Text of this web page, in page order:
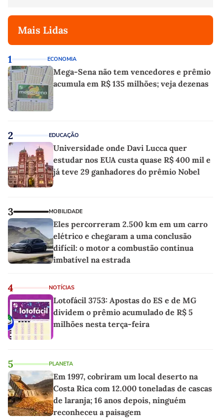
Mais Lidas
1 ECONOMIA
Mega-Sena não tem vencedores e prêmio
acumula em R$ 135 milhões; veja dezenas
2 EDUCAÇÃO
Universidade onde Davi Lucca quer
estudar nos EUA custa quase R$ 400 mil e
já teve 29 ganhadores do prêmio Nobel
3 MOBILIDADE
Eles percorreram 2.500 km em um carro
elétrico e chegaram a uma conclusão
difícil: o motor a combustão continua
imbatível na estrada
4 NOTÍCIAS
Lotofácil 3753: Apostas do ES e de MG
dividem o prêmio acumulado de R$ 5
milhões nesta terça-feira
5 PLANETA
Em 1997, cobriram um local deserto na
Costa Rica com 12.000 toneladas de cascas
de laranja; 16 anos depois, ninguém
reconheceu a paisagem